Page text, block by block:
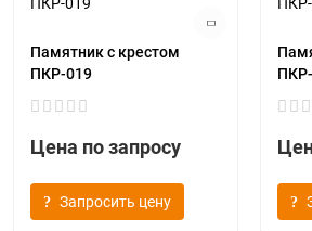
Памятник с крестом
ПКР-019
Цена по запросу
Запросить цену